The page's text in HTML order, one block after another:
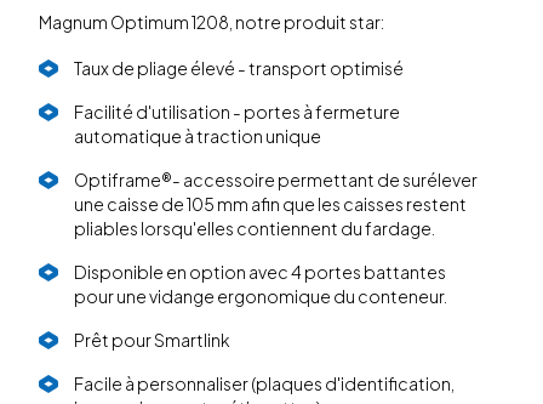
Magnum Optimum 1208, notre produit star:
Taux de pliage élevé - transport optimisé
Facilité d'utilisation - portes à fermeture
automatique à traction unique
Optiframe®- accessoire permettant de surélever
une caisse de 105 mm afin que les caisses restent
pliables lorsqu'elles contiennent du fardage.
Disponible en option avec 4 portes battantes
pour une vidange ergonomique du conteneur.
Prêt pour Smartlink
Facile à personnaliser (plaques d'identification,